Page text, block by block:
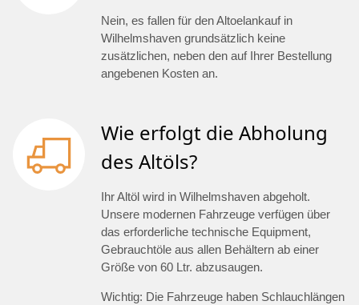
Nein, es fallen für den Altoelankauf in
Wilhelmshaven grundsätzlich keine
zusätzlichen, neben den auf Ihrer Bestellung
angebenen Kosten an.
Wie erfolgt die Abholung
des Altöls?
Ihr Altöl wird in Wilhelmshaven abgeholt.
Unsere modernen Fahrzeuge verfügen über
das erforderliche technische Equipment,
Gebrauchtöle aus allen Behältern ab einer
Größe von 60 Ltr. abzusaugen.
Wichtig: Die Fahrzeuge haben Schlauchlängen